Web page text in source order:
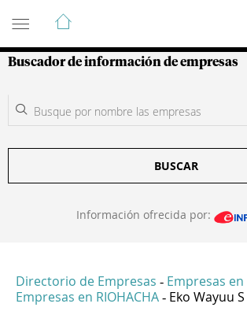
Guía de Empresas
Buscador de información de empresas
BUSCAR
Información ofrecida por:
Directorio de Empresas - Empresas en
Empresas en RIOHACHA - Eko Wayuu S